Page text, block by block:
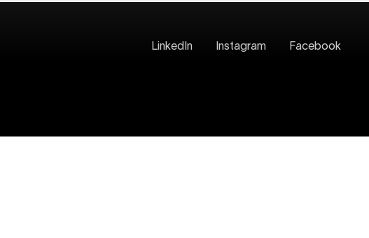
LinkedIn Instagram Facebook